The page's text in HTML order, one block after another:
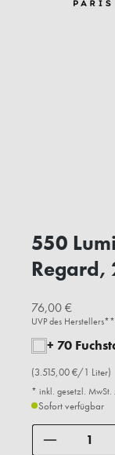
550
Regard,
76,00 €
UVP des Herstellers**
+ 70
(3.515,00 €/1 Liter)
* inkl. gesetzl. MwSt.
Sofort verfügbar